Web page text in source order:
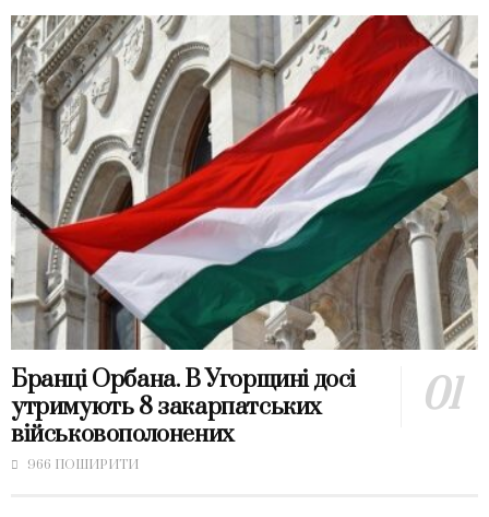
Бранці Орбана. В Угорщині досі
утримують 8 закарпатських
військовополонених
966 ПОШИРИТИ